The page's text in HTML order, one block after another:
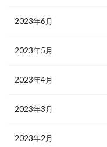
2023年6月
2023年5月
2023年4月
2023年3月
2023年2月